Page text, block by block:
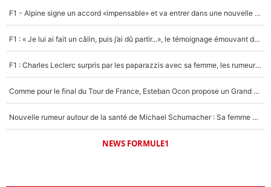
F1 - Alpine signe un accord «impensable» et va entrer dans une nouvelle dimension : Grande nouvelle pour Pierre Gasly !
F1 : « Je lui ai fait un câlin, puis j’ai dû partir...», le témoignage émouvant de Max Verstappen sur sa fille
F1 : Charles Leclerc surpris par les paparazzis avec sa femme, les rumeurs étaient vraies !
Comme pour le final du Tour de France, Esteban Ocon propose un Grand Prix de Formule 1 à Paris : «Autour de l’Arc de Triomphe, ce serait génial» !
Nouvelle rumeur autour de la santé de Michael Schumacher : Sa femme Corinna sort du silence
NEWS FORMULE1